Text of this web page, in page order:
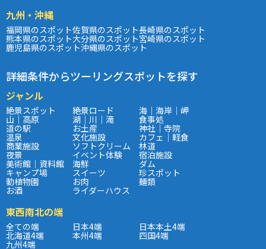
九州・沖縄
福岡県のスポット佐賀県のスポット長崎県のスポット
熊本県のスポット大分県のスポット宮崎県のスポット
鹿児島県のスポット沖縄県のスポット
詳細条件からツーリングスポットを探す
ジャンル
絶景スポット 絶景ロード 海｜海岸｜岬
山｜高原 湖｜川｜滝 食事処
道の駅 お土産 神社｜寺院
温泉 文化施設 カフェ｜軽食
商業施設 ソフトクリーム 林道
夜景 イベント体験 宿泊施設
美術館｜資料館 海鮮 ダム
キャンプ場 スイーツ 珍スポット
動植物園 お肉 麺類
お酒 ライダーハウス
東西南北の端
全ての端 日本4端 日本本土4端
北海道4端 本州4端 四国4端
九州4端